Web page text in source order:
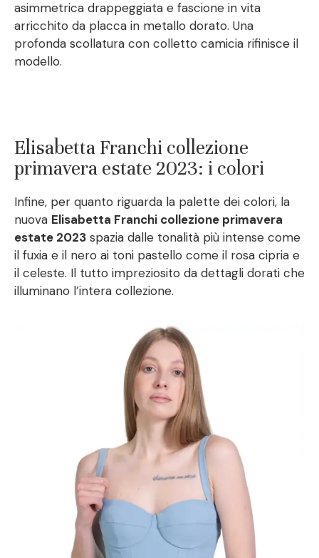
asimmetrica drappeggiata e fascione in vita
arricchito da placca in metallo dorato. Una
profonda scollatura con colletto camicia rifinisce il
modello.
Elisabetta Franchi collezione
primavera estate 2023: i colori
Infine, per quanto riguarda la palette dei colori, la
nuova Elisabetta Franchi collezione primavera
estate 2023 spazia dalle tonalità più intense come
il fuxia e il nero ai toni pastello come il rosa cipria e
il celeste. Il tutto impreziosito da dettagli dorati che
illuminano l’intera collezione.